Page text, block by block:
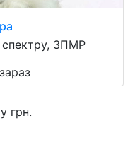
спектру, ЗПМР
грн.